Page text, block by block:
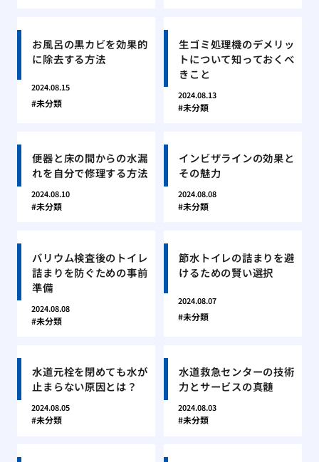
お風呂の黒カビを効果的
に除去する方法
2024.08.15
未分類
生ゴミ処理機のデメリッ
トについて知っておくべ
きこと
2024.08.13
未分類
便器と床の間からの水漏
れを自分で修理する方法
2024.08.10
未分類
インビザラインの効果と
その魅力
2024.08.08
未分類
バリウム検査後のトイレ
詰まりを防ぐための事前
準備
2024.08.08
未分類
節水トイレの詰まりを避
けるための賢い選択
2024.08.07
未分類
水道元栓を閉めても水が
止まらない原因とは？
2024.08.05
未分類
水道救急センターの技術
力とサービスの真髄
2024.08.03
未分類